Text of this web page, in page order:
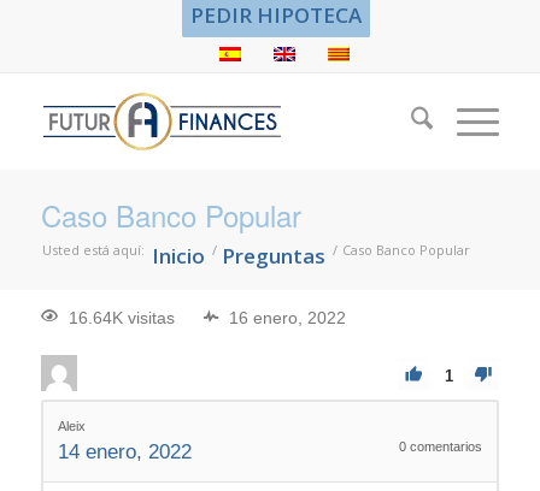
PEDIR HIPOTECA
Caso Banco Popular
Usted está aquí: Inicio / Preguntas / Caso Banco Popular
16.64K visitas 16 enero, 2022
1
Aleix
14 enero, 2022 0 comentarios